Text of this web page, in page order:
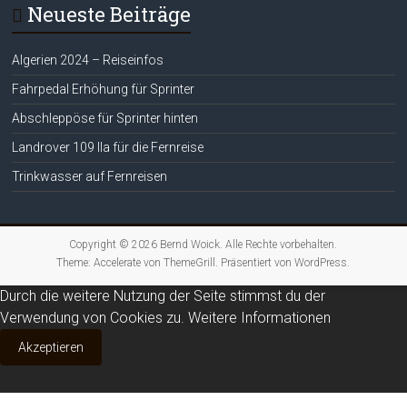
Neueste Beiträge
Algerien 2024 – Reiseinfos
Fahrpedal Erhöhung für Sprinter
Abschleppöse für Sprinter hinten
Landrover 109 IIa für die Fernreise
Trinkwasser auf Fernreisen
Copyright © 2026 Bernd Woick. Alle Rechte vorbehalten.
Theme:Accelerate von ThemeGrill. Präsentiert vonWordPress.
Durch die weitere Nutzung der Seite stimmst du der
Verwendung von Cookies zu. Weitere Informationen
Akzeptieren